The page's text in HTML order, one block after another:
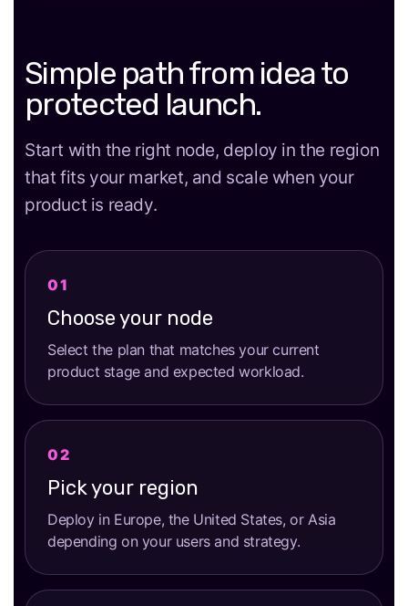
Simple path from idea to
protected launch.
Start with the right node, deploy in the region
that fits your market, and scale when your
product is ready.
Choose your node
Select the plan that matches your current
product stage and expected workload.
Pick your region
Deploy in Europe, the United States, or Asia
depending on your users and strategy.